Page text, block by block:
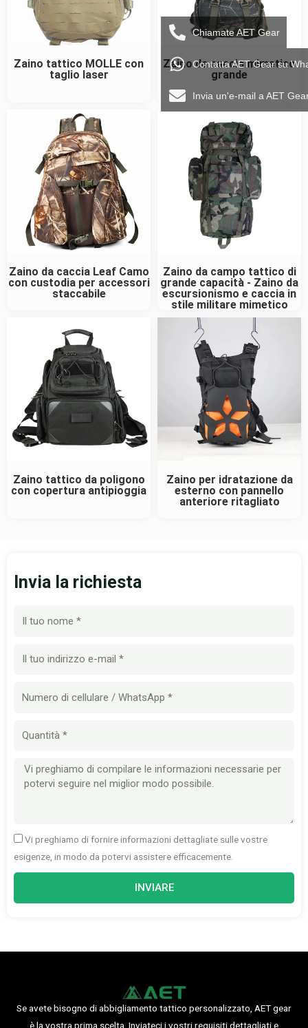
Zaino tattico MOLLE con
taglio laser
Zaino da caccia mimetico
grande
Zaino da caccia Leaf Camo
con custodia per accessori
staccabile
Zaino da campo tattico di
grande capacità - Zaino da
escursionismo e caccia in
stile militare mimetico
Zaino tattico da poligono
con copertura antipioggia
Zaino per idratazione da
esterno con pannello
anteriore ritagliato
Invia la richiesta
Messaggio
Vi preghiamo di fornire informazioni dettagliate sulle vostre
esigenze, in modo da potervi assistere efficacemente.
INVIARE
Se avete bisogno di abbigliamento tattico personalizzato, AET gear
è la vostra prima scelta. Inviateci i vostri requisiti dettagliati e
Chiamate AET Gear
Contatta AET Gear su
Invia un'e-mail a AET